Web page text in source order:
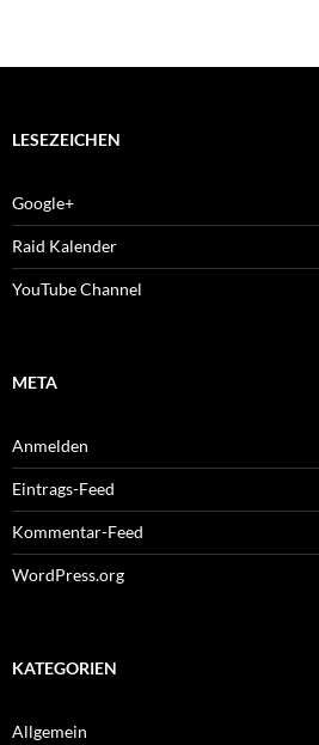
LESEZEICHEN
Google+
Raid Kalender
YouTube Channel
META
Anmelden
Eintrags-Feed
Kommentar-Feed
WordPress.org
KATEGORIEN
Allgemein